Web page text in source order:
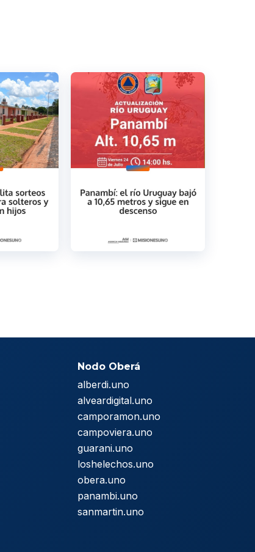
Nodo Oberá
alberdi.uno
alveardigital.uno
camporamon.uno
campoviera.uno
guarani.uno
loshelechos.uno
obera.uno
panambi.uno
sanmartin.uno